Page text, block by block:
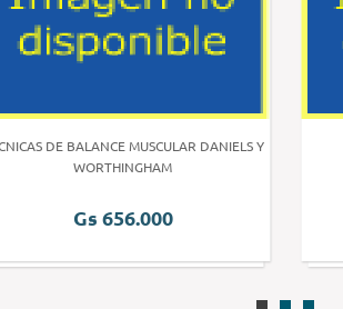
DE BALANCE MUSCULAR DANIELS Y
WORTHINGHAM
Gs 656.000